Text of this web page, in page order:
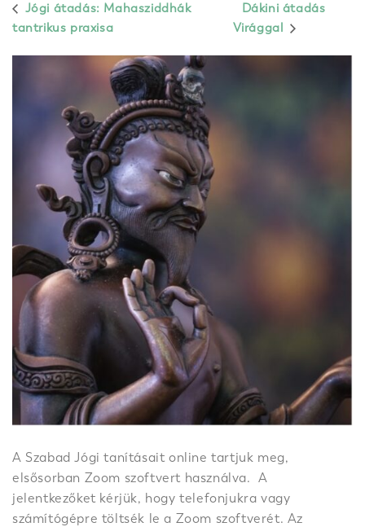
Jógi átadás: Mahasziddhák
tantrikus praxisa
Dákini átadás
Virággal
A Szabad Jógi tanításait online tartjuk meg,
elsősorban Zoom szoftvert használva. A
jelentkezőket kérjük, hogy telefonjukra vagy
számítógépre töltsék le a Zoom szoftverét. Az